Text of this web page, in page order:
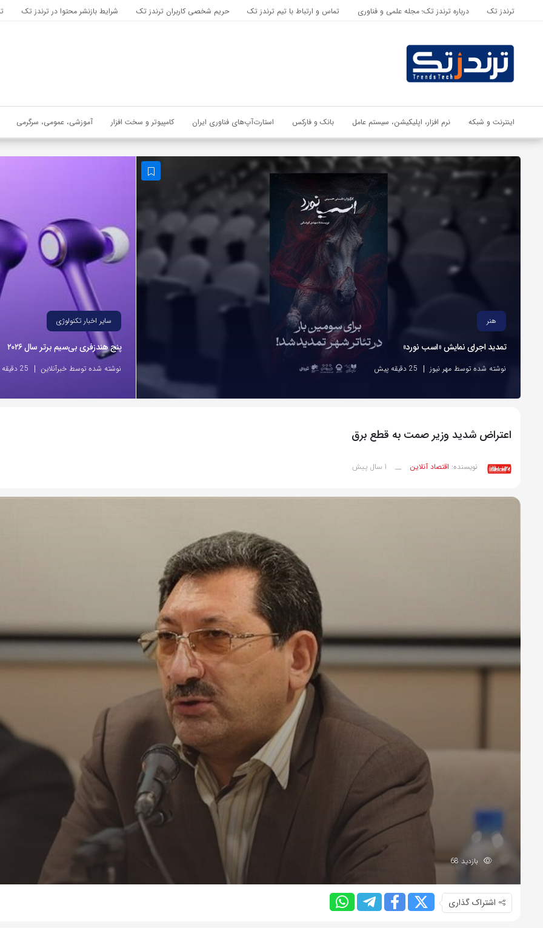
اشتراک گذاری
با استفاده از روش‌های زیر می‌توانید این صفحه را با دوستان خود به
اشتراک بگذارید.
ترندز تک درباره ترندز تک؛ مجله علمی و فناوری تماس و ارتباط با تیم ترندز تک حریم شخصی کاربران ترندز تک شرایط بازنشر محتوا در ترندز تک
اینترنت و شبکه نرم افزار، اپلیکیشن، سیستم عامل بانک و فارکس استارت‌آپ‌های فناوری ایران کامپیوتر و سخت افزار آموزشی، عمومی، سرگرمی
هنر
تمدید اجرای نمایش «اسب نورد»
نوشته شده توسط مهر نیوز 25 دقیقه پیش
سایر اخبار تکنولوژی
پنج هندزفری بی‌سیم برتر سال ۲۰۲۶
نوشته شده توسط خبرآنلاین 25 دقیقه پیش
اعتراض شدید وزیر صمت به قطع برق
نویسنده: اقتصاد آنلاین __ 1 سال پیش
بازدید 68
اشتراک گذاری